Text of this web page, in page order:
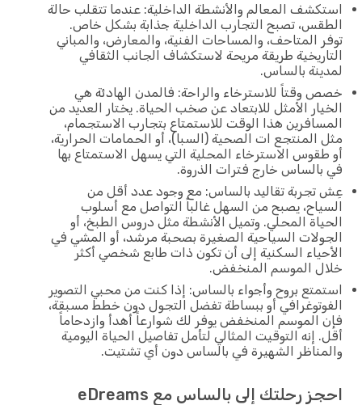
استكشف المعالم والأنشطة الداخلية: عندما تتقلب حالة
الطقس، تصبح التجارب الداخلية جذابة بشكل خاص.
توفر المتاحف، والمساحات الفنية، والمعارض، والمباني
التاريخية طريقة مريحة لاستكشاف الجانب الثقافي
لمدينة بالساس.
خصص وقتاً للاسترخاء والراحة: فالمدن الهادئة هي
الخيار الأمثل للابتعاد عن صخب الحياة. يختار العديد من
المسافرين هذا الوقت للاستمتاع بتجارب الاستجمام،
مثل المنتجع ات الصحية (السبا)، أو الحمامات الحرارية،
أو طقوس الاسترخاء المحلية التي يسهل الاستمتاع بها
في بالساس خارج فترات الذروة.
عِش تجربة تقاليد بالساس: مع وجود عدد أقل من
السياح، يصبح من السهل غالباً التواصل مع أسلوب
الحياة المحلي. وتميل الأنشطة مثل دروس الطبخ، أو
الجولات السياحية الصغيرة بصحبة مرشد، أو المشي في
الأحياء السكنية إلى أن تكون ذات طابع شخصي أكثر
خلال الموسم المنخفض.
استمتع بروح وأجواء بالساس: إذا كنت من محبي التصوير
الفوتوغرافي أو ببساطة تفضل التجول دون خطط مسبقة،
فإن الموسم المنخفض يوفر لك شوارعاً أهدأ وازدحاماً
أقل. إنه التوقيت المثالي لتأمل تفاصيل الحياة اليومية
والمناظر الشهيرة في بالساس دون أي تشتيت.
احجز رحلتك إلى بالساس مع eDreams